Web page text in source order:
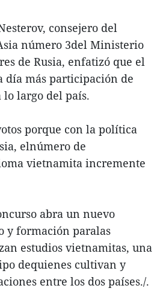
consejero del
número 3del Ministerio
de Rusia, enfatizó que el
día más participación de
lo largo del país.
porque con la política
elnúmero de
vietnamita incremente
abra un nuevo
y formación paralas
estudios vietnamitas, una
dequienes cultivan y
entre los dos países./.